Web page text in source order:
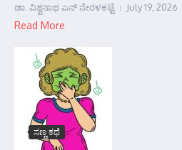
ಡಾ. ವಿಶ್ವನಾಥ ಎನ್ ನೇರಳಕಟ್ಟೆ July 19, 2026
Read More
ಸಣ್ಣ ಕಥೆ